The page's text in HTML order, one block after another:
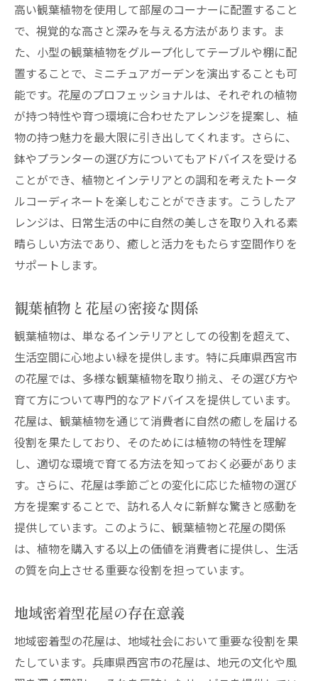
高い観葉植物を使用して部屋のコーナーに配置すること
で、視覚的な高さと深みを与える方法があります。ま
た、小型の観葉植物をグループ化してテーブルや棚に配
置することで、ミニチュアガーデンを演出することも可
能です。花屋のプロフェッショナルは、それぞれの植物
が持つ特性や育つ環境に合わせたアレンジを提案し、植
物の持つ魅力を最大限に引き出してくれます。さらに、
鉢やプランターの選び方についてもアドバイスを受ける
ことができ、植物とインテリアとの調和を考えたトータ
ルコーディネートを楽しむことができます。こうしたア
レンジは、日常生活の中に自然の美しさを取り入れる素
晴らしい方法であり、癒しと活力をもたらす空間作りを
サポートします。
観葉植物と花屋の密接な関係
観葉植物は、単なるインテリアとしての役割を超えて、
生活空間に心地よい緑を提供します。特に兵庫県西宮市
の花屋では、多様な観葉植物を取り揃え、その選び方や
育て方について専門的なアドバイスを提供しています。
花屋は、観葉植物を通じて消費者に自然の癒しを届ける
役割を果たしており、そのためには植物の特性を理解
し、適切な環境で育てる方法を知っておく必要がありま
す。さらに、花屋は季節ごとの変化に応じた植物の選び
方を提案することで、訪れる人々に新鮮な驚きと感動を
提供しています。このように、観葉植物と花屋の関係
は、植物を購入する以上の価値を消費者に提供し、生活
の質を向上させる重要な役割を担っています。
地域密着型花屋の存在意義
地域密着型の花屋は、地域社会において重要な役割を果
たしています。兵庫県西宮市の花屋は、地元の文化や風